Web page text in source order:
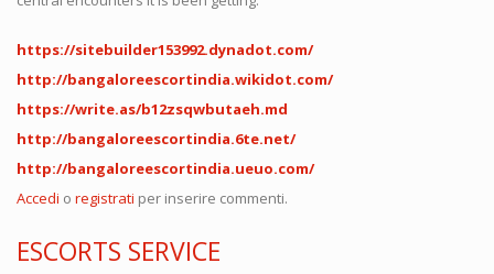
https://sitebuilder153992.dynadot.com/
http://bangaloreescortindia.wikidot.com/
https://write.as/b12zsqwbutaeh.md
http://bangaloreescortindia.6te.net/
http://bangaloreescortindia.ueuo.com/
Accedi o registrati per inserire commenti.
ESCORTS SERVICE